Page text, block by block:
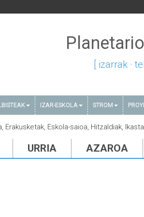
[ izarrak ·
IZAR-ESKOLA STROM
Erakusketak, Eskola-saioa, Hitzaldiak,
URRIA AZAROA